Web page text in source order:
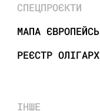
СПЕЦПРОЄКТИ
МАПА
РЕЄСТР
ІНШЕ